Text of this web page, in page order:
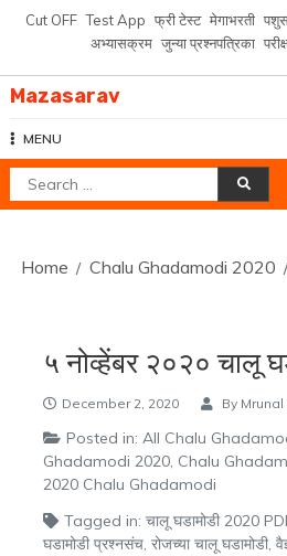
SkipCut OFF Test App फ्री टेस्ट मेगाभरती
अभ्यासक्रम जुन्या प्रश्नपत्रिका
Mazasarav
MENU
Search
for:
Home Chalu Ghadamodi 2020
५ नोव्हेंबर २०२० चालू
December 2, 2020 By
Posted in: All Chalu
Ghadamodi 2020, Chalu
2020 Chalu Ghadamodi
Tagged in: चालू घडामोडी 2020
घडामोडी प्रश्नसंच, रोजच्या चालू घडामोडी,